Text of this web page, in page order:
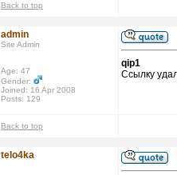
Back to top
admin
Site Admin
Age: 47
Gender:
Joined: 16 Apr 2008
Posts: 129
qip1
Ссылку
Back to top
telo4ka